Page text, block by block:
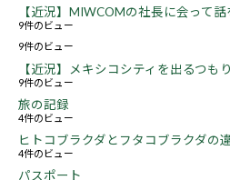
【近況】MIWCOMの社長に会って話
9件のビュー
9件のビュー
【近況】メキシコシティを出るつも
9件のビュー
旅の記録
4件のビュー
ヒトコブラクダとフタコブラクダの
4件のビュー
パスポート